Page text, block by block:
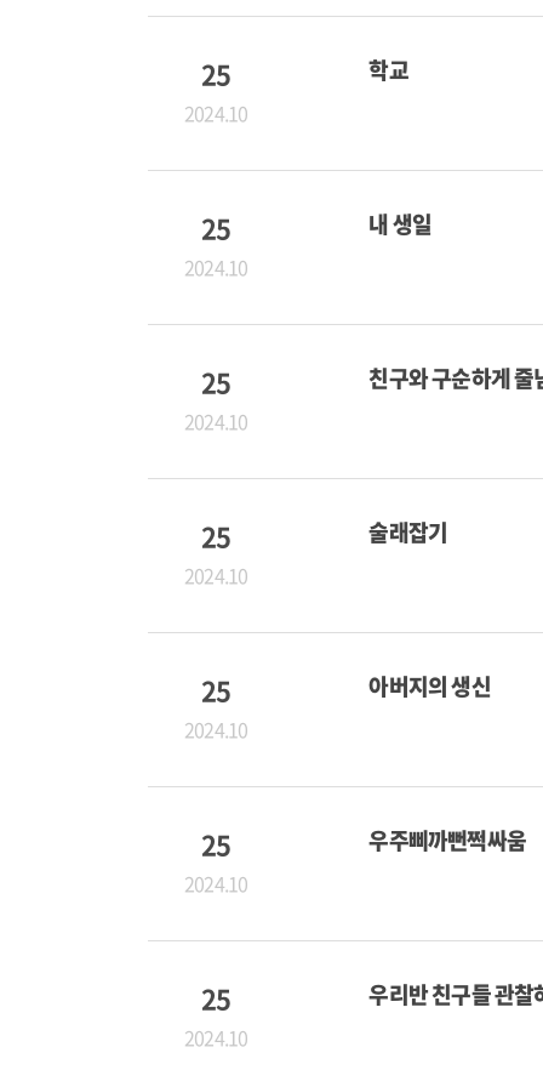
25
2024.10
학교
25
2024.10
내 생일
25
2024.10
친구와 구순하게 줄
25
2024.10
술래잡기
25
2024.10
아버지의 생신
25
2024.10
우주삐까뻔쩍싸움
25
2024.10
우리반 친구들 관찰